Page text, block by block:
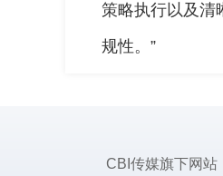
策略执行以及清
规性。”
CBI传媒旗下网站